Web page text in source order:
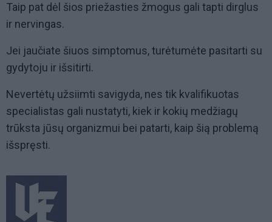
Taip pat dėl šios priežasties žmogus gali tapti dirglus
ir nervingas.
Jei jaučiate šiuos simptomus, turėtumėte pasitarti su
gydytoju ir išsitirti.
Nevertėtų užsiimti savigyda, nes tik kvalifikuotas
specialistas gali nustatyti, kiek ir kokių medžiagų
trūksta jūsų organizmui bei patarti, kaip šią problemą
išspręsti.